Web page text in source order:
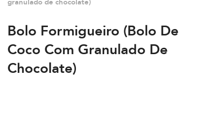
granulado de chocolate)
Bolo Formigueiro (Bolo De
Coco Com Granulado De
Chocolate)